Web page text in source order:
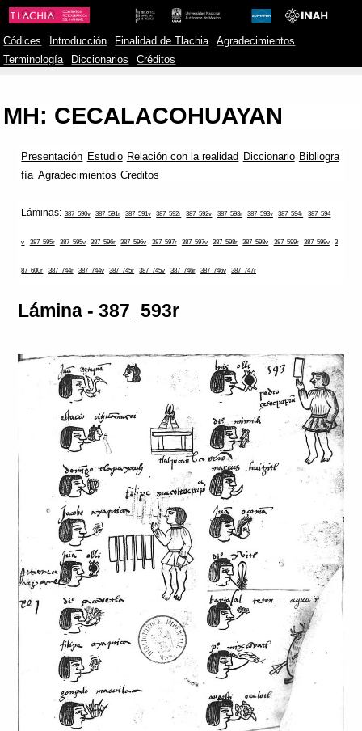
Códices Introducción Finalidad de Tlachia
Agradecimientos
Terminología
Diccionarios Créditos
MH: CECALACOHUAYAN
Presentación Estudio Relación con la realidad Diccionario Bibliogra
fía Agradecimientos Creditos
Láminas: 387_590v 387_591r 387_591v 387_592r 387_592v 387_593r 387_593v 387_594r 387_594
v 387_595r 387_595v 387_596r 387_596v 387_597r 387_597v 387_598r 387_598v 387_599r 387_599v 3
87_600r 387_744r 387_744v 387_745r 387_745v 387_746r 387_746v 387_747r
Lámina - 387_593r